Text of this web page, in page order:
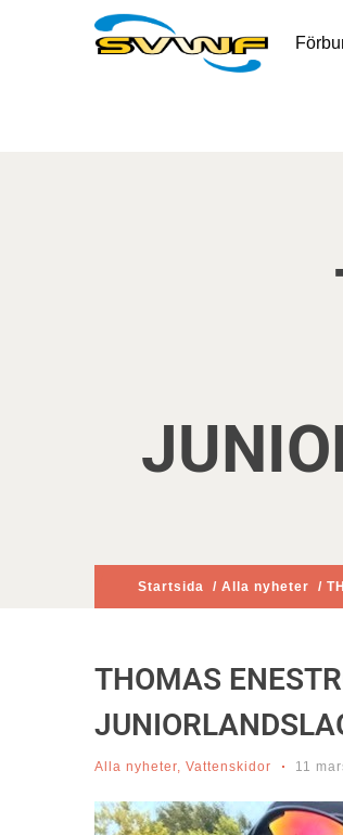
Startsida / Alla nyheter /
THOMAS
Alla nyheter, Vattenskidor 11